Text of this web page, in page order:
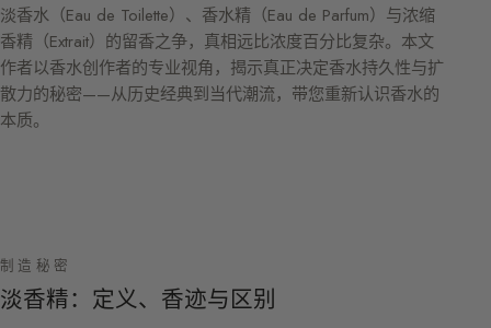
淡香水（Eau de Toilette）、香水精（Eau de Parfum）与浓缩
香精（Extrait）的留香之争，真相远比浓度百分比复杂。本文
作者以香水创作者的专业视角，揭示真正决定香水持久性与扩
散力的秘密——从历史经典到当代潮流，带您重新认识香水的
本质。
制造秘密
淡香精：定义、香迹与区别